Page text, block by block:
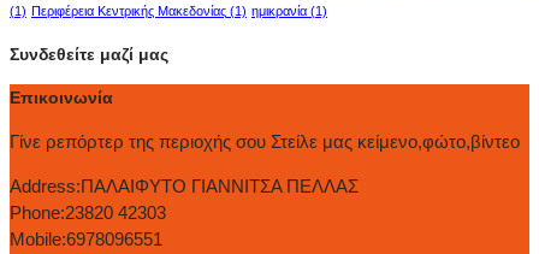
(1) Περιφέρεια Κεντρικής Μακεδονίας (1) ημικρανία (1)
Συνδεθείτε μαζί μας
Επικοινωνία
Γίνε ρεπόρτερ της περιοχής σου Στείλε μας κείμενο,φώτο,βίντεο
Address:ΠΑΛΑΙΦΥΤΟ ΓΙΑΝΝΙΤΣΑ ΠΕΛΛΑΣ
Phone:23820 42303
Mobile:6978096551